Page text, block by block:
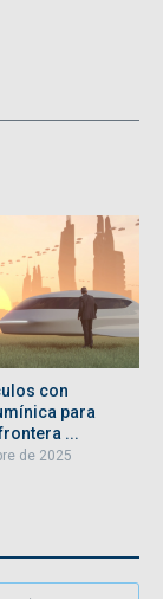
con
para
...
de 2025